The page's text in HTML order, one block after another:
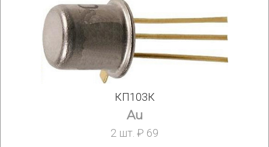
КП103К
Au
2 шт. ₽ 69